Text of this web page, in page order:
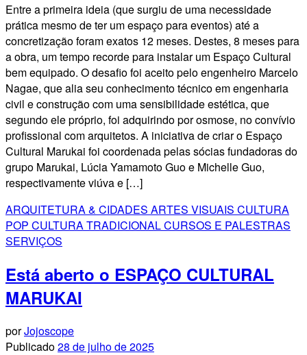
Entre a primeira ideia (que surgiu de uma necessidade
prática mesmo de ter um espaço para eventos) até a
concretização foram exatos 12 meses. Destes, 8 meses para
a obra, um tempo recorde para instalar um Espaço Cultural
bem equipado. O desafio foi aceito pelo engenheiro Marcelo
Nagae, que alia seu conhecimento técnico em engenharia
civil e construção com uma sensibilidade estética, que
segundo ele próprio, foi adquirindo por osmose, no convívio
profissional com arquitetos. A iniciativa de criar o Espaço
Cultural Marukai foi coordenada pelas sócias fundadoras do
grupo Marukai, Lúcia Yamamoto Guo e Michelle Guo,
respectivamente viúva e […]
ARQUITETURA & CIDADES ARTES VISUAIS CULTURA
POP CULTURA TRADICIONALCURSOS E PALESTRAS
SERVIÇOS
Está aberto o ESPAÇO CULTURAL
MARUKAI
porJojoscope
Publicado28 de julho de 2025